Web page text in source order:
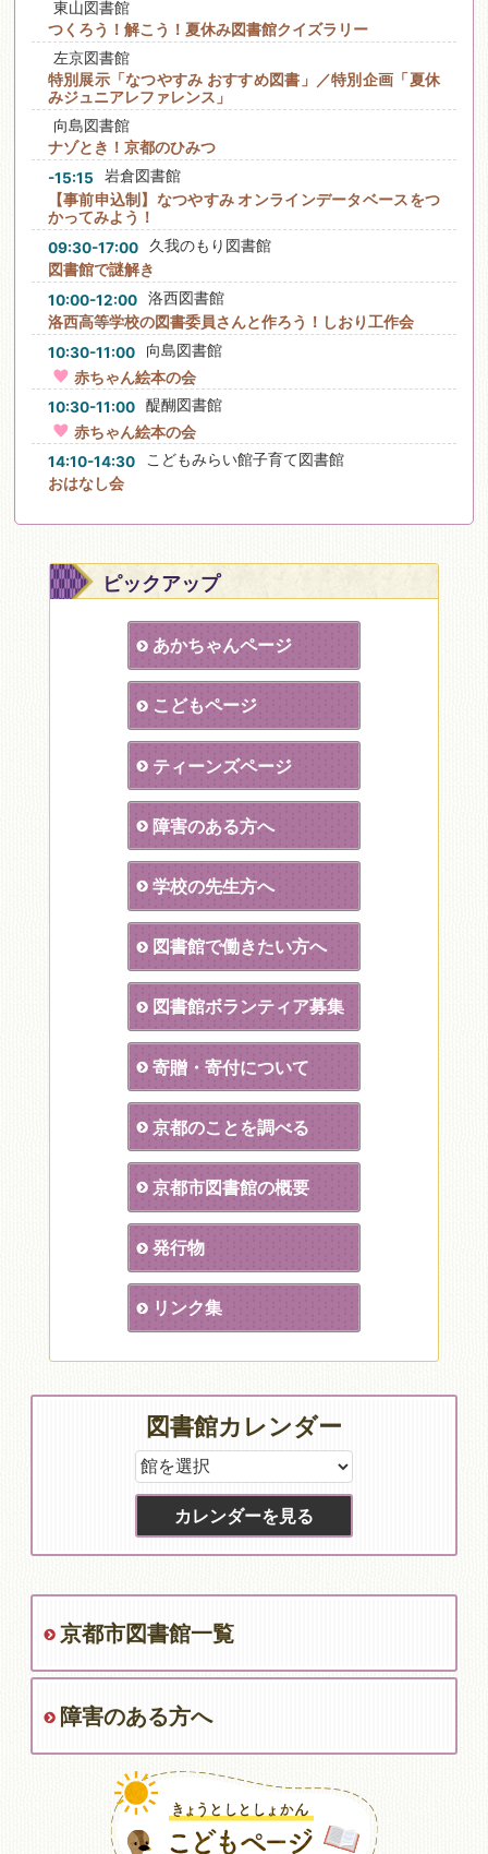
東山図書館
つくろう！解こう！夏休み図書館クイズラリー
左京図書館
特別展示「なつやすみ おすすめ図書」／特別企画「夏休
みジュニアレファレンス」
向島図書館
ナゾとき！京都のひみつ
-15:15 岩倉図書館
【事前申込制】なつやすみ オンラインデータベースをつ
かってみよう！
09:30-17:00 久我のもり図書館
図書館で謎解き
10:00-12:00 洛西図書館
洛西高等学校の図書委員さんと作ろう！しおり工作会
10:30-11:00 向島図書館
赤ちゃん絵本の会
10:30-11:00 醍醐図書館
赤ちゃん絵本の会
14:10-14:30 こどもみらい館子育て図書館
おはなし会
ピックアップ
あかちゃんページ
こどもページ
ティーンズページ
障害のある方へ
学校の先生方へ
図書館で働きたい方へ
図書館ボランティア募集
寄贈・寄付について
京都のことを調べる
京都市図書館の概要
発行物
リンク集
図書館カレンダー
京都市図書館一覧
障害のある方へ